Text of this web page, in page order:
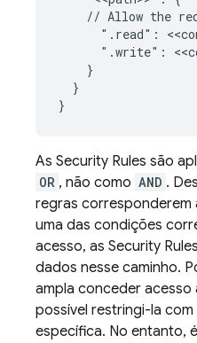
// Allow the
".read":
".write":
    }
  }
As Security Rules são
OR , não como AND .
regras corresponderem
uma das condições
acesso, as Security Rules
dados nesse caminho.
ampla conceder acesso
possível restringi-la com
específica. No entanto,